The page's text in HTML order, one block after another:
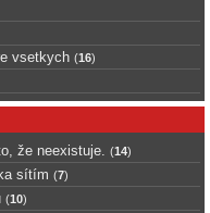
vsetkych (16)
že neexistuje. (14)
sítím (7)
(10)